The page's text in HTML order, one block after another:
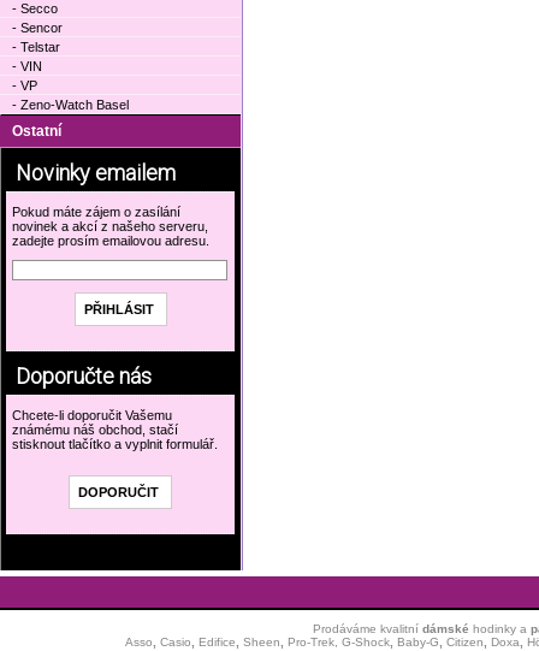
- Secco
- Sencor
- Telstar
- VIN
- VP
- Zeno-Watch Basel
Ostatní
Novinky emailem
Pokud máte zájem o zasílání
novinek a akcí z našeho serveru,
zadejte prosím emailovou adresu.
Doporučte nás
Chcete-li doporučit Vašemu
známému náš obchod, stačí
stisknout tlačítko a vyplnit formulář.
Prodáváme kvalitní dámské hodinkya
Asso
Casio Edifice Sheen Pro-Trek, G-Shock, Baby-G Citizen Doxa